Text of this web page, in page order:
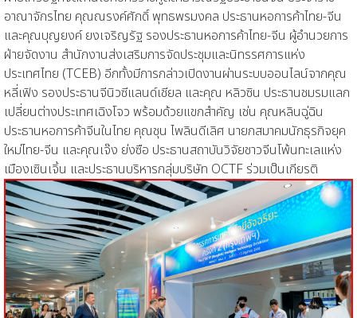
อาณาจักรไทย คุณณรงค์ศักดิ์ พุทธพรมงคล ประธานหอการค้าไทย-จีน
และคุณบุญยงค์ ยงเจริญรัฐ รองประธานหอการค้าไทย-จีน ผู้อำนวยการ
ฝ่ายจัดงาน สำนักงานส่งเสริมการจัดประชุมและนิทรรศการแห่ง
ประเทศไทย (TCEB) อีกทั้งมีการกล่าวเปิดงานผ่านระบบออนไลน์จากคุณ
หลี่เฟิง รองประธานจีนิวซีแลนด์เชียล และคุณ หลิวซิน ประธานชมรมแลก
เปลี่ยนต่างประเทศเฉิงโจว พร้อมด้วยแขกสำคัญ เช่น คุณหลินฉู่ฉิน
ประธานหอการค้าจีนในไทย คุณชุน ไพลินดีเลิศ นายกสมาคมนักธุรกิจยุค
ใหม่ไทย-จีน และคุณเจ๊ง ย่งซือ ประธานสถาบันวิจัยชาวจีนโพ้นทะเลแห่ง
เมืองเซินเจิ้น และประธานบริหารกลุ่มบริษัท OCTF ร่วมเป็นเกียรติ